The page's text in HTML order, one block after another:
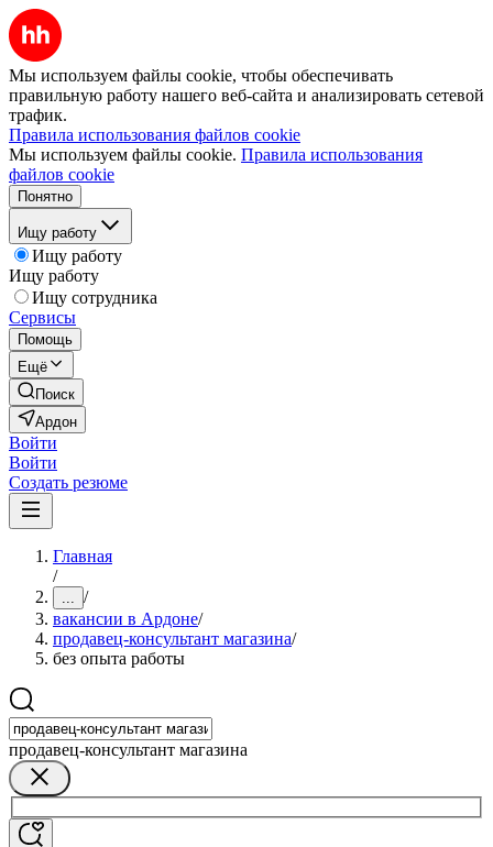
Мы используем файлы cookie, чтобы обеспечивать
правильную работу нашего веб-сайта и анализировать сетевой
трафик.
Правила использования файлов cookie
Мы используем файлы cookie. Правила использования
файлов cookie
Понятно
Ищу работу
Ищу работу
Ищу работу
Ищу сотрудника
Сервисы
Помощь
Ещё
Поиск
Ардон
Войти
Войти
Создать резюме
Главная
/
... /
вакансии в Ардоне/
продавец-консультант магазина/
без опыта работы
продавец-консультант магазина